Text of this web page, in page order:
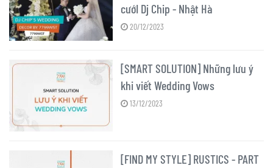
cướI Dj Chip - Nhật Hà
20/12/2023
[SMART SOLUTION] Những lưu ý
khi viết Wedding Vows
13/12/2023
[FIND MY STYLE] RUSTICS - PART